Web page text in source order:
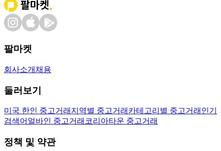
팔마켓
회사소개 채용
둘러보기
미국 한인 중고거래 지역별 중고거래 카테고리별 중고거래 인기
검색어 얼바인 중고거래 코리아타운 중고거래
정책 및 약관